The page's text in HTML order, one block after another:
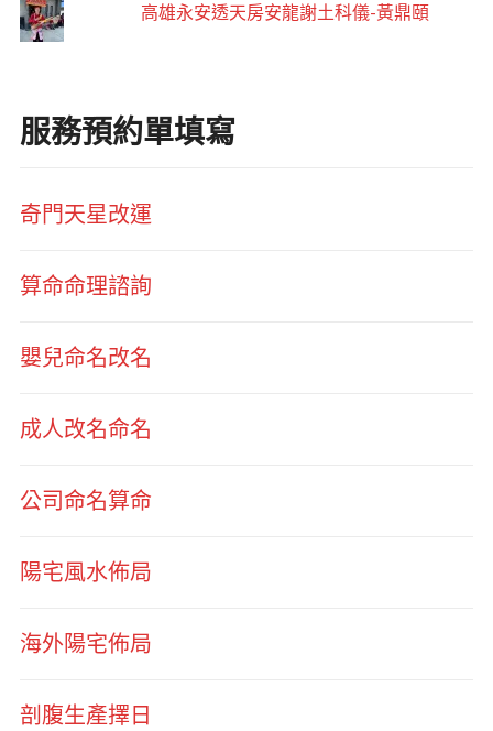
高雄永安透天房安龍謝土科儀-黃鼎頤
服務預約單填寫
奇門天星改運
算命命理諮詢
嬰兒命名改名
成人改名命名
公司命名算命
陽宅風水佈局
海外陽宅佈局
剖腹生產擇日